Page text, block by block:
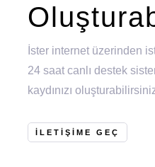
İster internet üzerinden
24 saat canlı destek
kaydınızı
İLETIŞIME GEÇ